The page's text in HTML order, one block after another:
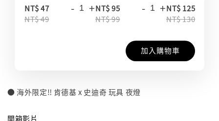
NT$ 47
NT$ 49
- +NT$ 95
NT$ 99
- +NT$ 125
NT$ 130
加入購物車
● 海外限定‼️ 肯德基 x 史迪奇 玩具 夜燈
開箱影片